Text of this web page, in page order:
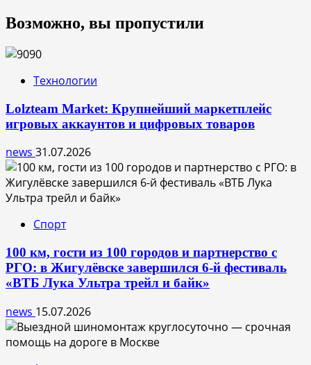
Возможно, вы пропустили
Технологии
Lolzteam Market: Крупнейший маркетплейс
игровых аккаунтов и цифровых товаров
news 31.07.2026
Спорт
100 км, гости из 100 городов и партнерство с
РГО: в Жигулёвске завершился 6-й фестиваль
«ВТБ Лука Ультра трейл и байк»
news 15.07.2026